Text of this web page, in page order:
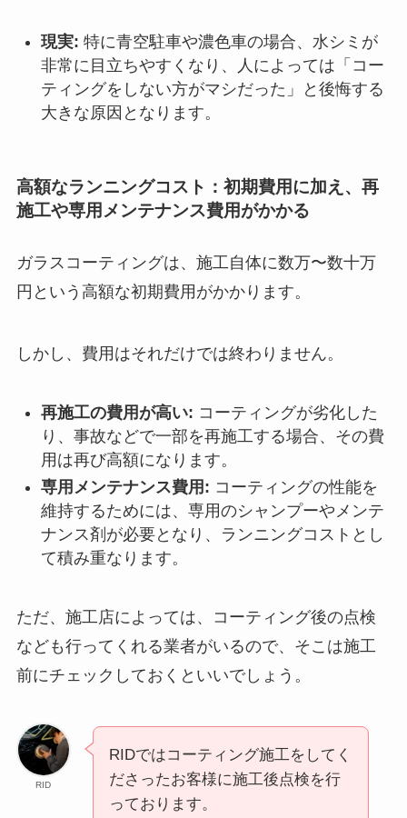
現実: 特に青空駐車や濃色車の場合、水シミが
非常に目立ちやすくなり、人によっては「コー
ティングをしない方がマシだった」と後悔する
大きな原因となります。
高額なランニングコスト：初期費用に加え、再
施工や専用メンテナンス費用がかかる
ガラスコーティングは、施工自体に数万〜数十万
円という高額な初期費用がかかります。
しかし、費用はそれだけでは終わりません。
再施工の費用が高い: コーティングが劣化した
り、事故などで一部を再施工する場合、その費
用は再び高額になります。
専用メンテナンス費用: コーティングの性能を
維持するためには、専用のシャンプーやメンテ
ナンス剤が必要となり、ランニングコストとし
て積み重なります。
ただ、施工店によっては、コーティング後の点検
なども行ってくれる業者がいるので、そこは施工
前にチェックしておくといいでしょう。
RID
RIDではコーティング施工をしてく
ださったお客様に施工後点検を行
っております。